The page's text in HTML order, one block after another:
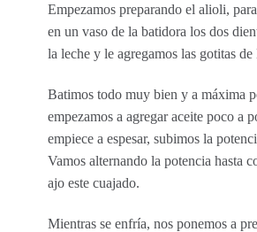
Empezamos preparando el alioli,
en un vaso de la batidora los dos
la leche y le agregamos las gotitas
Batimos todo muy bien y a máxima
empezamos a agregar aceite poco a
empiece a espesar, subimos la
Vamos alternando la potencia hasta
ajo este cuajado.
Mientras se enfría, nos ponemos a